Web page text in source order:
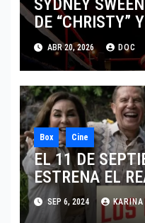
SYDNEY
DE “CHRISTY”
“EUPHORIA”
ABR 20, 2026 DOC
Box Cine
EL 11 DE
ESTRENA EL
LEYENDA DEL
“LOS CHÁVEZ”
SEP 6, 2024 KARINA